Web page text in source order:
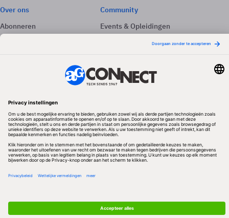
Over ons
Abonneren
Adverteren
Community
Events & Opleidingen
Volg ons
Redactionele partner
Algemene Voorwaarden & Copyrights